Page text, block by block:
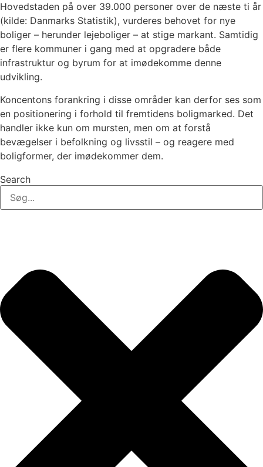
Hovedstaden på over 39.000 personer over de næste ti år
(kilde: Danmarks Statistik), vurderes behovet for nye
boliger – herunder lejeboliger – at stige markant. Samtidig
er flere kommuner i gang med at opgradere både
infrastruktur og byrum for at imødekomme denne
udvikling.
Koncentons forankring i disse områder kan derfor ses som
en positionering i forhold til fremtidens boligmarked. Det
handler ikke kun om mursten, men om at forstå
bevægelser i befolkning og livsstil – og reagere med
boligformer, der imødekommer dem.
Search